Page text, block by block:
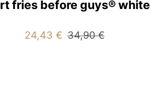
fries before guys® white
Angebotspreis
24,43 € Regulärer
34,90 €